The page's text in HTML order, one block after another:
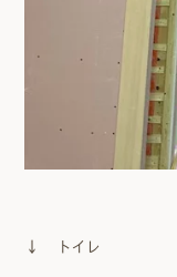
↓ トイレ